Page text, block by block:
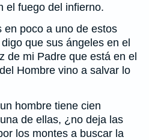
el fuego del infierno.
en poco a uno de estos
que sus ángeles en el
de mi Padre que está en el
Hombre vino a salvar lo
hombre tiene cien
de ellas, ¿no deja las
los montes a buscar la